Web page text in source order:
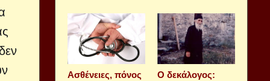
Aσθένειες, πόνος Ο δεκάλογος: